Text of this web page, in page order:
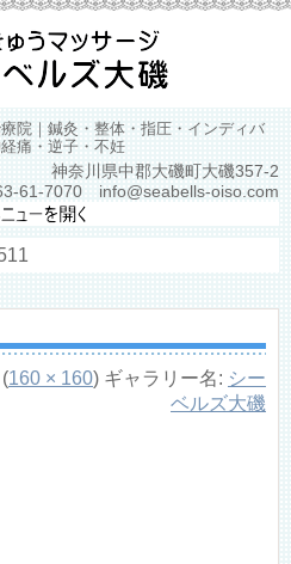
院｜鍼灸・整体・指圧・インディバ
痛・逆子・不妊
神奈川県中郡大磯町大磯357-2
61-7070 info@seabells-oiso.com
(160 × 160) ギャラリー名: シー
ベルズ大磯